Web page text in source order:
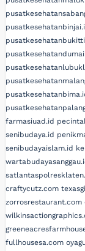
farmasiuad.id
senibudaya.id
senibudayaislam.id
craftycutz.com
zorrosrestaurant.com
fullhousesa.com